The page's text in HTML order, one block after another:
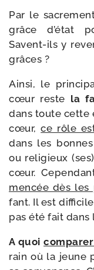
Par le
grâce d’é­tat
Savent-​ils y
grâces ?
Ainsi, le
cœur reste la
dans toute cette
cœur,ce rôle
dans les
ou reli­gieux
cœur.
men­cée dès les
fant. Il est
pas été fait dans
A quoi
rain où la jeune